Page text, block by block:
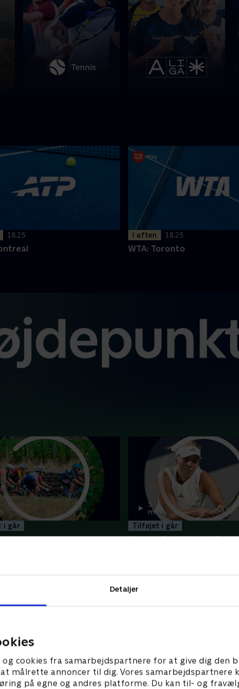
Detaljer
og cookies fra samarbejdspartnere for at give dig den
målrette annoncer til dig. Vores samarbejdspartnere
på egne og andres platforme. Du kan til- og
18.25 I aften 18.25
WTA: Toronto
i går
5
min
Tilføjet i går
Tauson-Bartunkova,
Flere højdepunkter her